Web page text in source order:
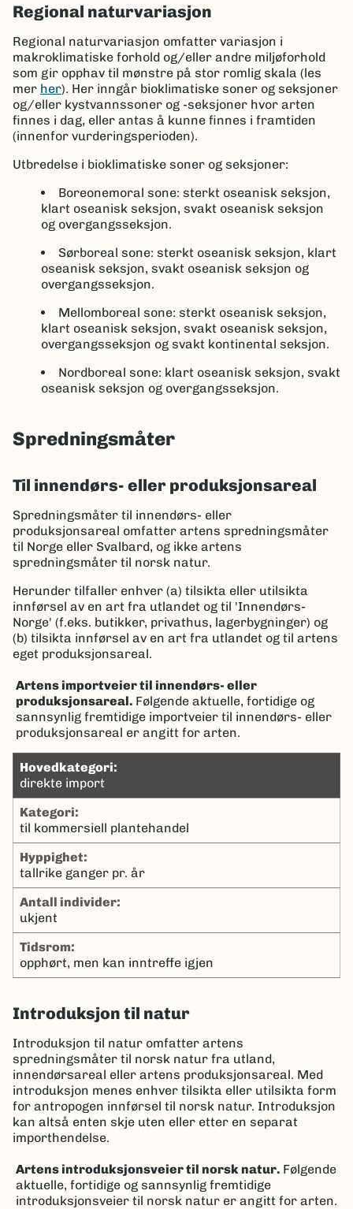
Regional naturvariasjon
Regional naturvariasjon omfatter variasjon i
makroklimatiske forhold og/eller andre miljøforhold
som gir opphav til mønstre på stor romlig skala (les
mer her). Her inngår bioklimatiske soner og seksjoner
og/eller kystvannssoner og -seksjoner hvor arten
finnes i dag, eller antas å kunne finnes i framtiden
(innenfor vurderingsperioden).
Utbredelse i bioklimatiske soner og seksjoner:
Boreonemoral sone: sterkt oseanisk seksjon,
klart oseanisk seksjon, svakt oseanisk seksjon
og overgangsseksjon.
Sørboreal sone: sterkt oseanisk seksjon, klart
oseanisk seksjon, svakt oseanisk seksjon og
overgangsseksjon.
Mellomboreal sone: sterkt oseanisk seksjon,
klart oseanisk seksjon, svakt oseanisk seksjon,
overgangsseksjon og svakt kontinental seksjon.
Nordboreal sone: klart oseanisk seksjon, svakt
oseanisk seksjon og overgangsseksjon.
Spredningsmåter
Til innendørs- eller produksjonsareal
Spredningsmåter til innendørs- eller
produksjonsareal omfatter artens spredningsmåter
til Norge eller Svalbard, og ikke artens
spredningsmåter til norsk natur.
Herunder tilfaller enhver (a) tilsikta eller utilsikta
innførsel av en art fra utlandet og til 'Innendørs-
Norge' (f.eks. butikker, privathus, lagerbygninger) og
(b) tilsikta innførsel av en art fra utlandet og til artens
eget produksjonsareal.
Artens importveier til innendørs- eller
produksjonsareal. Følgende aktuelle, fortidige og
sannsynlig fremtidige importveier til innendørs- eller
produksjonsareal er angitt for arten.
hovedkategori:
direkte import
kategori:
til kommersiell plantehandel
hyppighet:
tallrike ganger pr. år
antall individer:
ukjent
tidsrom:
opphørt, men kan inntreffe igjen
Introduksjon til natur
Introduksjon til natur omfatter artens
spredningsmåter til norsk natur fra utland,
innendørsareal eller artens produksjonsareal. Med
introduksjon menes enhver tilsikta eller utilsikta form
for antropogen innførsel til norsk natur. Introduksjon
kan altså enten skje uten eller etter en separat
importhendelse.
Artens introduksjonsveier til norsk natur. Følgende
aktuelle, fortidige og sannsynlig fremtidige
introduksjonsveier til norsk natur er angitt for arten.